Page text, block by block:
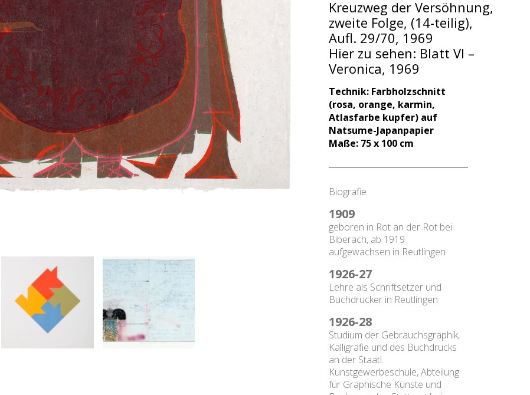
Kreuzweg der Versöhnung,
zweite Folge, (14-teilig),
Aufl. 29/70, 1969
Hier zu sehen: Blatt VI –
Veronica, 1969
Technik: Farbholzschnitt
(rosa, orange, karmin,
Atlasfarbe kupfer) auf
Natsume-Japanpapier
Maße: 75 x 100 cm
Biografie
1909
geboren in Rot an der Rot bei
Biberach, ab 1919
aufgewachsen in Reutlingen
1926-27
Lehre als Schriftsetzer und
Buchdrucker in Reutlingen
1926-28
Studium der Gebrauchsgraphik,
Kalligrafie und des Buchdrucks
an der Staatl.
Kunstgewerbeschule, Abteilung
für Graphische Künste und